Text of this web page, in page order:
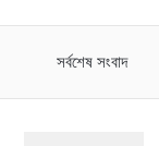
সর্বশেষ সংবাদ